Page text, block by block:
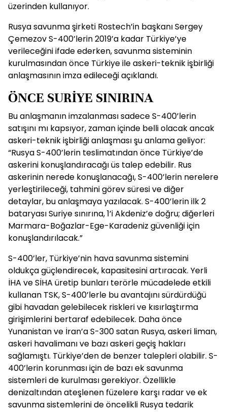
üzerinden kullanıyor.
Rusya savunma şirketi Rostech’in başkanı Sergey
Çemezov S-400’lerin 2019’a kadar Türkiye’ye
verileceğini ifade ederken, savunma sisteminin
kurulmasından önce Türkiye ile askeri-teknik işbirliği
anlaşmasının imza edileceği açıklandı.
ÖNCE SURİYE SINIRINA
Bu anlaşmanın imzalanması sadece S-400’lerin
satışını mı kapsıyor, zaman içinde belli olacak ancak
askeri-teknik işbirliği anlaşması şu anlama geliyor:
“Rusya S-400’lerin teslimatından önce Türkiye’de
askerini konuşlandıracağı üs talep edebilir. Rus
askerinin nerede konuşlanacağı, S-400’lerin nerelere
yerleştirileceği, tahmini görev süresi ve diğer
detaylar, bu anlaşmaya yazılacak. S-400’lerin ilk 2
bataryası Suriye sınırına, 1’i Akdeniz’e doğru; diğerleri
Marmara-Boğazlar-Ege-Karadeniz güvenliği için
konuşlandırılacak.”
S-400’ler, Türkiye’nin hava savunma sistemini
oldukça güçlendirecek, kapasitesini artıracak. Yerli
İHA ve SİHA üretip bunları terörle mücadelede etkili
kullanan TSK, S-400’lerle bu avantajını sürdürdüğü
gibi havadan gelebilecek riskleri ve kısırlaştırma
girişimlerini bertaraf edebilecek. Daha önce
Yunanistan ve İran’a S-300 satan Rusya, askeri liman,
askeri havalimanı ve bazı askeri geçiş hakları
sağlamıştı. Türkiye’den de benzer talepleri olabilir. S-
400’lerin korunması için de bazı ek savunma
sistemleri de kurulması gerekiyor. Özellikle
denizaltından ateşlenen füzelere karşı radar ve ek
savunma sistemlerini de öncelikli Rusya tedarik